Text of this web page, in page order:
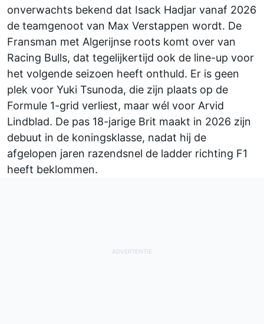
onverwachts bekend dat Isack Hadjar vanaf 2026
de teamgenoot van Max Verstappen wordt. De
Fransman met Algerijnse roots komt over van
Racing Bulls, dat tegelijkertijd ook de line-up voor
het volgende seizoen heeft onthuld. Er is geen
plek voor Yuki Tsunoda, die zijn plaats op de
Formule 1-grid verliest, maar wél voor Arvid
Lindblad. De pas 18-jarige Brit maakt in 2026 zijn
debuut in de koningsklasse, nadat hij de
afgelopen jaren razendsnel de ladder richting F1
heeft beklommen.